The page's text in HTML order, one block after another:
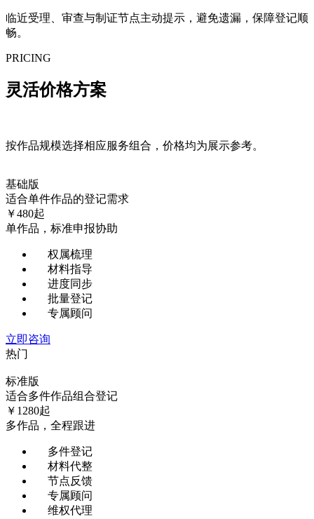
临近受理、审查与制证节点主动提示，避免遗漏，保障登记顺
畅。
PRICING
灵活价格方案
按作品规模选择相应服务组合，价格均为展示参考。
基础版
适合单件作品的登记需求
￥480起
单作品，标准申报协助
权属梳理
材料指导
进度同步
批量登记
专属顾问
立即咨询
热门
标准版
适合多件作品组合登记
￥ 1280起
多作品，全程跟进
多件登记
材料代整
节点反馈
专属顾问
维权代理